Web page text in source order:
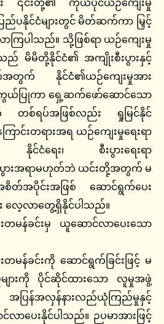
ည်ပနိုင်ငံများတွင် မိတ်ဆက်ကာ မြှင့်
ကြပါသည်။ သို့ဖြစ်ရာ ယဉ်ကျေးမှု
သည် မိမိတို့နိုင်ငံ၏ အကျိုးစီးပွားနှင့်
အတွက် နိုင်ငံ၏ယဉ်ကျေးမှုအား
ယ်ပြုကာ ရှေ့ဆက်ဖော်ဆောင်သော
က် တစ်ရပ်အဖြစ်လည်း ရှုမြင်နိုင်
ာင်းတရားအရ ယဉ်ကျေးမှုရေးရာ
နိုင်ငံရေး၊ စီးပွားရေးရာ
ပွားအရာမဟုတ်ဘဲ ယင်းတို့အတွက် မ
တ်အပိုင်းအဖြစ် ဆောင်ရွက်ပေး
လေ့လာတွေ့ရှိနိုင်ပါသည်။
တမန်ခင်းမှ ယူဆောင်လာပေးသော
တမန်ခင်းကို ဆောင်ရွက်ခြင်းဖြင့် မ
ားကို ပိုင်ဆိုင်ထားသော လူမှုအဖွဲ့
အပြန်အလှန်နားလည်ယုံကြည်မှုနှင့်
ာပေးနိုင်ပါသည်။ ဉပမာအားဖြင့်